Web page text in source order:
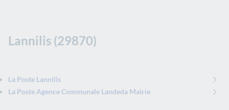
Lannilis (29870)
La Poste Lannilis
La Poste Agence Communale Landeda Mairie